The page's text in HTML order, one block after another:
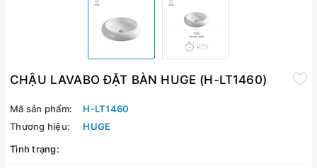
CHẬU LAVABO ĐẶT BÀN HUGE (H-LT1460)
Mã sản phẩm:
H-LT1460
Thương hiệu:
HUGE
Tình trạng: